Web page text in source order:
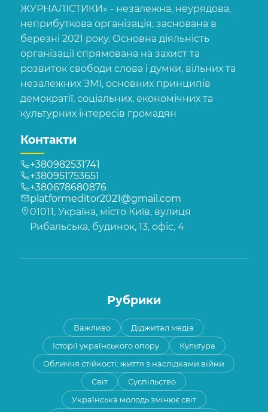
ЖУРНАЛІСТИКИ» - незалежна, неурядова,
неприбуткова організація, заснована в
березні 2021 року. Основна діяльність
організації спрямована на захист та
розвиток свободи слова і думки, вільних та
незалежних ЗМІ, основних принципів
демократії, соціальних, економічних та
культурних інтересів громадян
Контакти
+380982531741
+380951753651
+380678680876
platformeditor2021@gmail.com
01011, Україна, місто Київ, вулиця
Рибальська, будинок, 13, офіс, 4
Рубрики
Важливо
Діджитал медіа
Історії українського опору
Культура
Обличчя стійкості: життя з наслідками війни
Світ
Суспільство
Українська молодь змінює світ